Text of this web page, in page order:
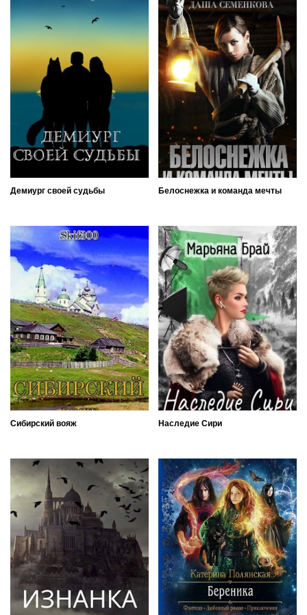
Демиург своей судьбы Белоснежка и команда мечты
Сибирский вояж Наследие Сири